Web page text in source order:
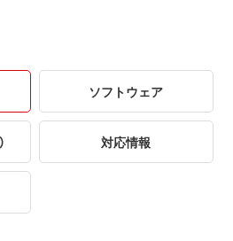
ソフトウェア
対応情報